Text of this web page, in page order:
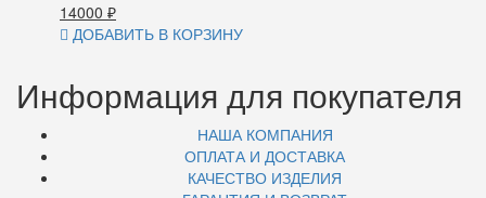
14000 ₽
ДОБАВИТЬ В КОРЗИНУ
Информация для покупателя
НАША КОМПАНИЯ
ОПЛАТА И ДОСТАВКА
КАЧЕСТВО ИЗДЕЛИЯ